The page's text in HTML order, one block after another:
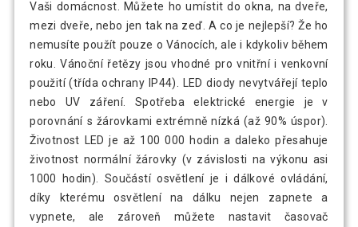
Vaši domácnost. Můžete ho umístit do okna, na dveře,
mezi dveře, nebo jen tak na zeď. A co je nejlepší? Že ho
nemusíte použít pouze o Vánocích, ale i kdykoliv během
roku. Vánoční řetězy jsou vhodné pro vnitřní i venkovní
použití (třída ochrany IP44). LED diody nevytvářejí teplo
nebo UV záření. Spotřeba elektrické energie je v
porovnání s žárovkami extrémně nízká (až 90% úspor).
Životnost LED je až 100 000 hodin a daleko přesahuje
životnost normální žárovky (v závislosti na výkonu asi
1000 hodin). Součástí osvětlení je i dálkové ovládání,
díky kterému osvětlení na dálku nejen zapnete a
vypnete, ale zároveň můžete nastavit časovač